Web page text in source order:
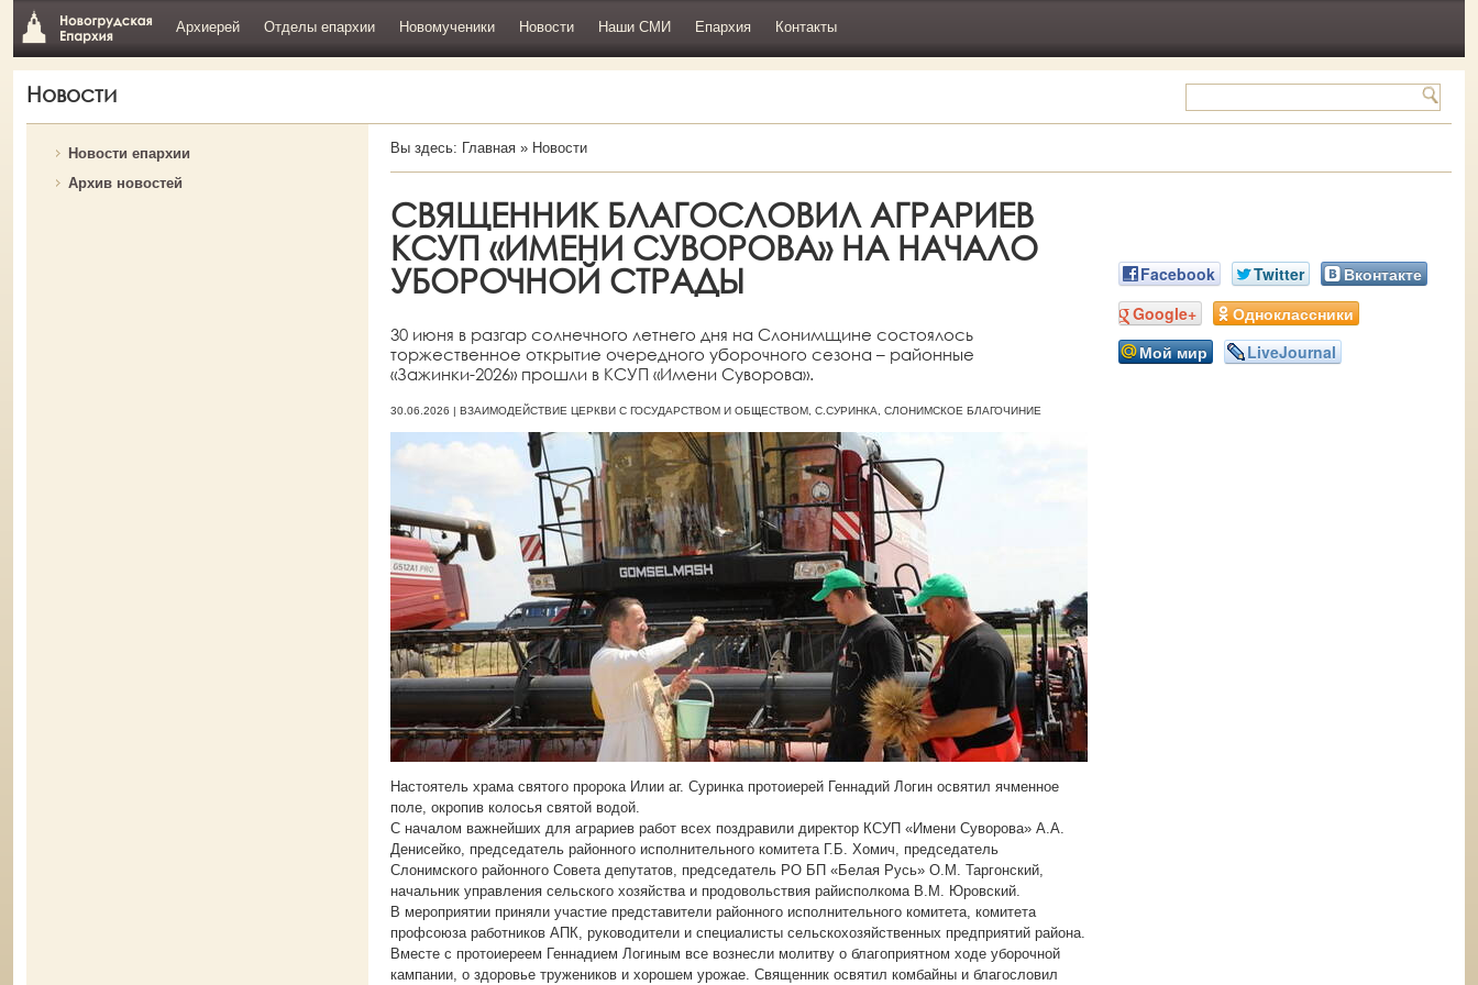
Архиерей Отделы епархии Новомученики Новости Наши СМИ Епархия Контакты
Новости
Новости епархии
Архив новостей
Вы здесь: Главная» Новости
СВЯЩЕННИК БЛАГОСЛОВИЛ АГРАРИЕВ
КСУП «ИМЕНИ СУВОРОВА» НА НАЧАЛО
УБОРОЧНОЙ СТРАДЫ
30 июня в разгар солнечного летнего дня на Слонимщине состоялось
торжественное открытие очередного уборочного сезона – районные
«Зажинки-2026» прошли в КСУП «Имени Суворова».
30.06.2026 | ВЗАИМОДЕЙСТВИЕ ЦЕРКВИ С ГОСУДАРСТВОМ И ОБЩЕСТВОМ, С.СУРИНКА, СЛОНИМСКОЕ БЛАГОЧИНИЕ
Настоятель храма святого пророка Илии аг. Суринка протоиерей Геннадий Логин освятил ячменное
поле, окропив колосья святой водой.
С началом важнейших для аграриев работ всех поздравили директор КСУП «Имени Суворова» А.А.
Денисейко, председатель районного исполнительного комитета Г.Б. Хомич, председатель
Слонимского районного Совета депутатов, председатель РО БП «Белая Русь» О.М. Таргонский,
начальник управления сельского хозяйства и продовольствия райисполкома В.М. Юровский.
В мероприятии приняли участие представители районного исполнительного комитета, комитета
профсоюза работников АПК, руководители и специалисты сельскохозяйственных предприятий района.
Вместе с протоиереем Геннадием Логиным все вознесли молитву о благоприятном ходе уборочной
кампании, о здоровье тружеников и хорошем урожае. Священник освятил комбайны и благословил
Facebook Twitter
Вконтакте
Google+
Одноклассники
Мой мир
LiveJournal